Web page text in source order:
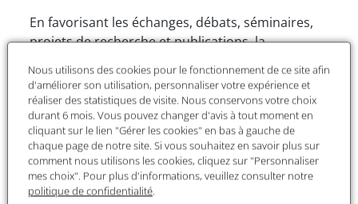
En favorisant les échanges, débats, séminaires,
projets de recherche et publications, la
dirigée par Laëtitia Atlani-Duault et Jean-Pierre
Dozon, stimule la mobilisation, la production et
la diffusion des connaissances.Le (bien) commun
une collection d’ouvrages éditée par les Editions
de la Maison des sciences de l’homme, est d’ores
et déjà dédiée aux travaux et résultats de
recherche produits par la plateforme.
Nous utilisons des cookies pour le fonctionnement de ce site afin
d'améliorer son utilisation, personnaliser votre expérience et
réaliser des statistiques de visite. Nous conservons votre choix
durant 6 mois. Vous pouvez changer d'avis à tout moment en
cliquant sur le lien "Gérer les cookies" en bas à gauche de
chaque page de notre site. Si vous souhaitez en savoir plus sur
comment nous utilisons les cookies, cliquez sur "Personnaliser
mes choix". Pour plus d'informations, veuillez consulter notre
politique de confidentialité.